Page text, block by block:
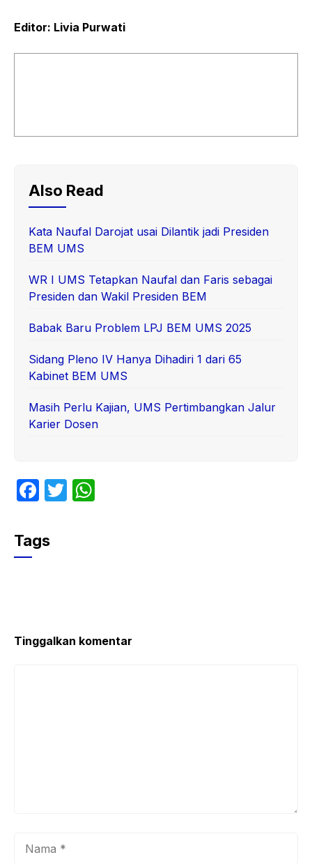
Editor: Livia Purwati
Also Read
Kata Naufal Darojat usai Dilantik jadi Presiden
BEM UMS
WR I UMS Tetapkan Naufal dan Faris sebagai
Presiden dan Wakil Presiden BEM
Babak Baru Problem LPJ BEM UMS 2025
Sidang Pleno IV Hanya Dihadiri 1 dari 65
Kabinet BEM UMS
Masih Perlu Kajian, UMS Pertimbangkan Jalur
Karier Dosen
F
c
e
k
T
Tags
Tinggalkan komentar